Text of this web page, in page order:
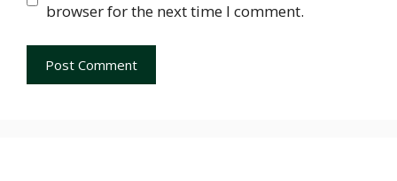
browser for the next time I comment.